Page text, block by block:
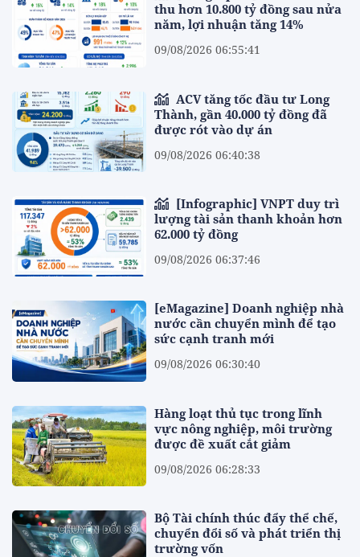
thu hơn 10.800 tỷ đồng sau nửa
năm, lợi nhuận tăng 14%
09/08/2026 06:55:41
Thành, gần 40.000 tỷ đồng đã
được rót vào dự án
09/08/2026 06:40:38
lượng tài sản thanh khoản hơn
62.000 tỷ đồng
09/08/2026 06:37:46
[eMagazine] Doanh nghiệp nhà
nước cần chuyển mình để tạo
sức cạnh tranh mới
09/08/2026 06:30:40
Hàng loạt thủ tục trong lĩnh
vực nông nghiệp, môi trường
được đề xuất cắt giảm
09/08/2026 06:28:33
Bộ Tài chính thúc đẩy thể chế,
chuyển đổi số và phát triển thị
trường vốn